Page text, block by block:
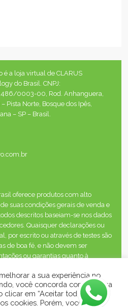
é a loja virtual de CLARUS
do Brasil. CNPJ:
0003-00, Rod. Anhanguera,
– Pista Norte, Bosque dos Ipês,
– SP – Brasil.
oferece produtos com alto
suas condições gerais de venda e
descritos baseiam-se nos dados
Quaisquer declarações ou
por escrito ou através de testes são
de boa fé, e não devem ser
ou garantias quanto à
estão envolvidos.
a sua experiência no
você concorda com a nossa
clicar em “Aceitar todos”, você
cookies. Porém, você pode